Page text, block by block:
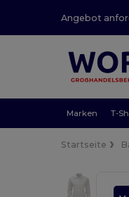
Angebot
Marken T-
Startseite